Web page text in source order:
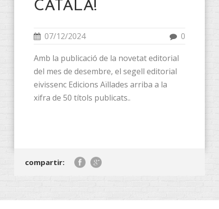
CATALÀ!
07/12/2024 0
Amb la publicació de la novetat editorial
del mes de desembre, el segell editorial
eivissenc Edicions Aïllades arriba a la
xifra de 50 títols publicats..
compartir: